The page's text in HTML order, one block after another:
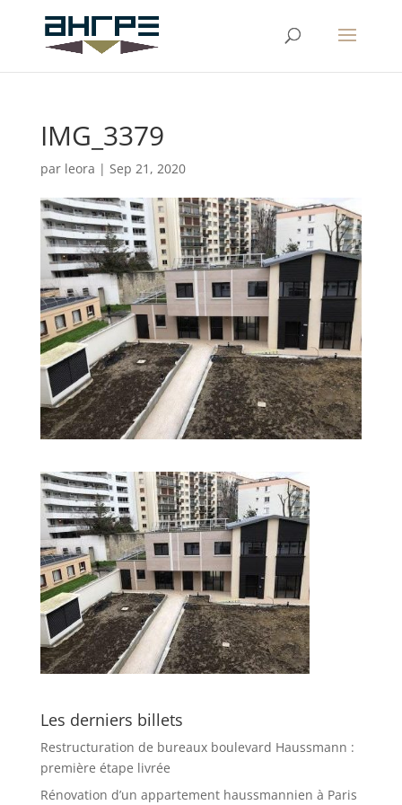
IMG_3379
par leora | Sep 21, 2020
Les derniers billets
Restructuration de bureaux boulevard Haussmann :
première étape livrée
Rénovation d’un appartement haussmannien à Paris